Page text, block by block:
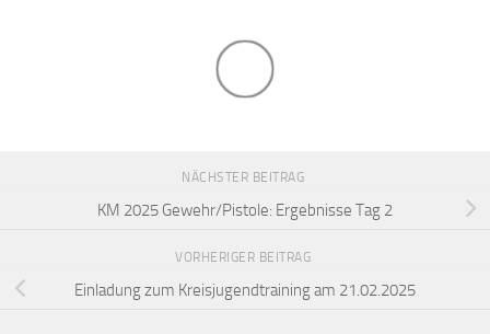
NÄCHSTER BEITRAG
KM 2025 Gewehr/Pistole: Ergebnisse Tag 2
VORHERIGER BEITRAG
Einladung zum Kreisjugendtraining am 21.02.2025